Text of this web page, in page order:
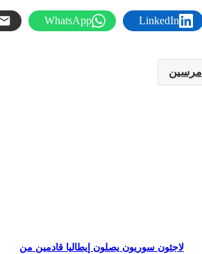
LinkedIn
WhatsApp
مرسين
لاجئون سوريون يصلون إيطاليا قادمين من